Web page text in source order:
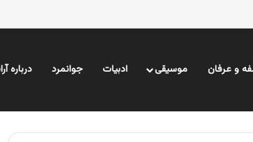
و عرفان موسیقی ادبیات جوانمرد درباره